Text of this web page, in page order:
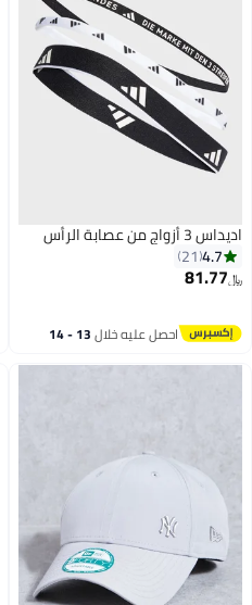
اديداس 3 أزواج من عصابة الرأس
4.7
21
﷼‏81.77
احصل عليه خلال 13 - 14